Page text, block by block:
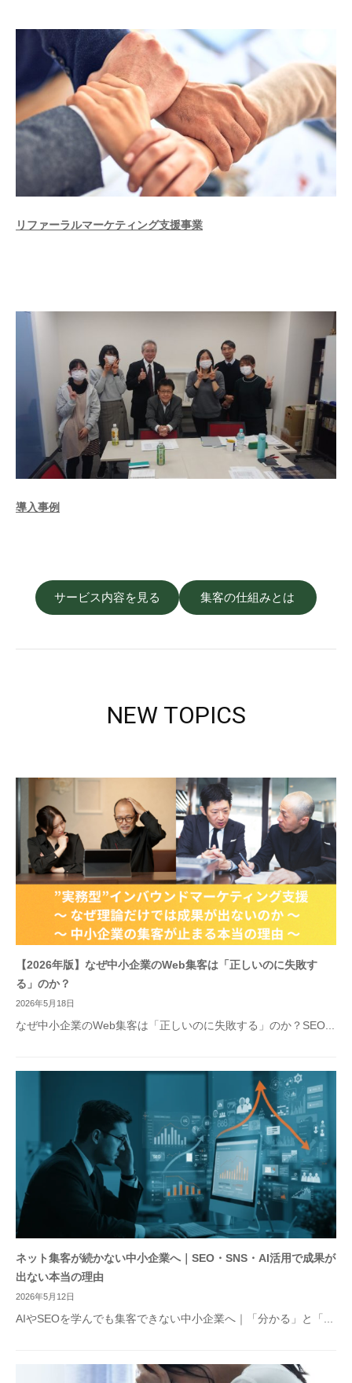
リファーラルマーケティング支援事業
導入事例
サービス内容を見る 集客の仕組みとは
NEW TOPICS
【2026年版】なぜ中小企業のWeb集客は「正しいのに失敗す
る」のか？
2026年5月18日
なぜ中小企業のWeb集客は「正しいのに失敗する」のか？SEO...
ネット集客が続かない中小企業へ｜SEO・SNS・AI活用で成果が
出ない本当の理由
2026年5月12日
AIやSEOを学んでも集客できない中小企業へ｜「分かる」と「...